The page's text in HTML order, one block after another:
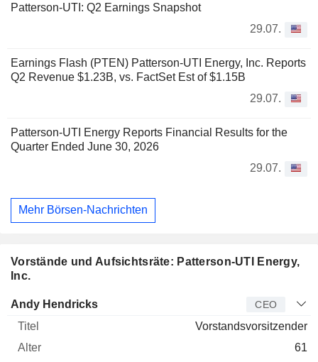
Patterson-UTI: Q2 Earnings Snapshot
29.07.
Earnings Flash (PTEN) Patterson-UTI Energy, Inc. Reports
Q2 Revenue $1.23B, vs. FactSet Est of $1.15B
29.07.
Patterson-UTI Energy Reports Financial Results for the
Quarter Ended June 30, 2026
29.07.
Mehr Börsen-Nachrichten
Vorstände und Aufsichtsräte: Patterson-UTI Energy,
Inc.
Manager Titel Alter
Andy Hendricks CEO
Vorstandsvorsitzender
61